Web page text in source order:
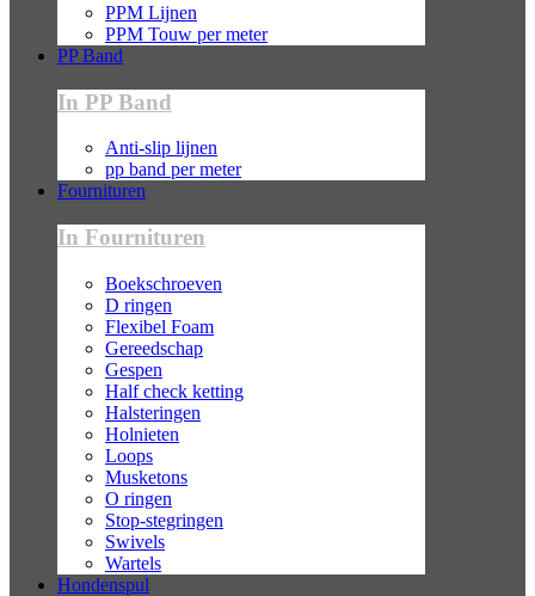
PPM Lijnen
PPM Touw per meter
PP Band
In PP Band
Anti-slip lijnen
pp band per meter
Fournituren
In Fournituren
Boekschroeven
D ringen
Flexibel Foam
Gereedschap
Gespen
Half check ketting
Halsteringen
Holnieten
Loops
Musketons
O ringen
Stop-stegringen
Swivels
Wartels
Hondenspul